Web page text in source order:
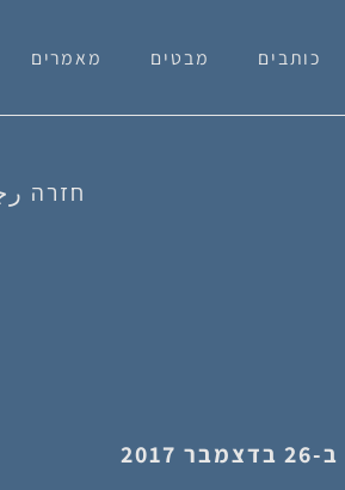
כותבים מבטים מאמרים
חזרה